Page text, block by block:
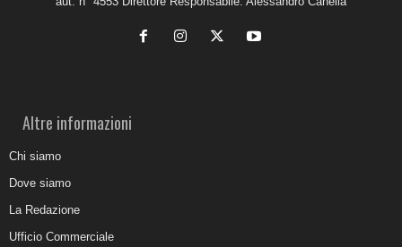
Altre informazioni
Chi siamo
Dove siamo
La Redazione
Ufficio Commerciale